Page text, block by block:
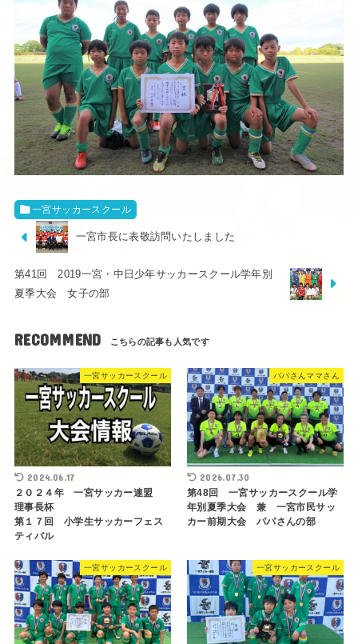
一宮サッカースクール
一宮市長に表敬訪問いたしました
第41回 2019一宮・中日少年サッカースクール学年別
夏季大会 女子の部
RECOMMEND
一宮サッカースクール
2024.06.17
２０２４年 一宮サッカー連盟
理事長杯
第１７回 小学生サッカーフェス
ティバル
パパさんママさん
2026.07.30
第48回 一宮サッカースクール学
年別夏季大会 兼 一宮市民サッ
カー前期大会 パパさんの部
一宮サッカースクール 一宮サッカースクール